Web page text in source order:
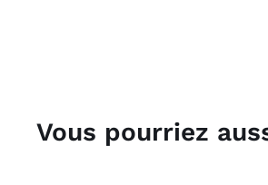
Vous pourriez